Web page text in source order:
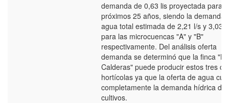
demanda de 0,63 lis proyectada para
próximos 25 años, siendo la demanda
agua total estimada de 2,21 l/s y 3,03
para las microcuencas "A" y "B"
respectivamente. Del análisis oferta
demanda se determinó que la finca
Calderas" puede producir estos tres
hortícolas ya que la oferta de agua
completamente la demanda hídrica de
cultivos.